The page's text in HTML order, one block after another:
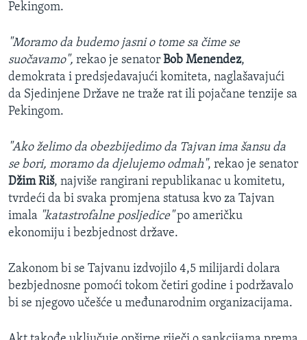
Pekingom.
"Moramo da budemo jasni o tome sa čime se
suočavamo", rekao je senator Bob Menendez,
demokrata i predsjedavajući komiteta, naglašavajući
da Sjedinjene Države ne traže rat ili pojačane tenzije sa
Pekingom.
"Ako želimo da obezbijedimo da Tajvan ima šansu da
se bori, moramo da djelujemo odmah", rekao je senator
Džim Riš, najviše rangirani republikanac u komitetu,
tvrdeći da bi svaka promjena statusa kvo za Tajvan
imala "katastrofalne posljedice"po američku
ekonomiju i bezbjednost države.
Zakonom bi se Tajvanu izdvojilo 4,5 milijardi dolara
bezbjednosne pomoći tokom četiri godine i podržavalo
bi se njegovo učešće u međunarodnim organizacijama.